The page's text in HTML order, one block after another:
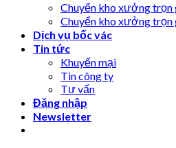
Chuyển kho xưởng trọn
Chuyển kho xưởng
Dịch vụ bốc vác
Tin tức
Khuyến mại
Tin công ty
Tư vấn
Đăng nhập
Newsletter